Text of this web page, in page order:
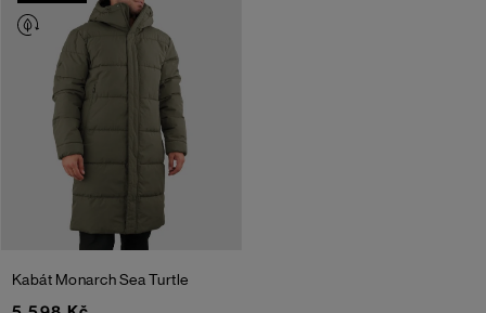
Kabát MonarchSea Turtle